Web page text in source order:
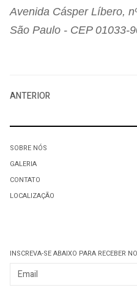
Avenida Cásper Líbero,
São Paulo - CEP 01033-
ANTERIOR
SOBRE NÓS
GALERIA
CONTATO
LOCALIZAÇÃO
INSCREVA-SE ABAIXO PARA RECEBER